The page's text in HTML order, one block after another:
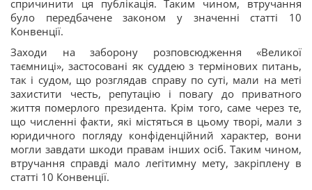
спричинити ця публікація. Таким чином, втручання
було передбачене законом у значенні статті 10
Конвенції.
Заходи на заборону розповсюдження «Великої
таємниці», застосовані як суддею з термінових питань,
так і судом, що розглядав справу по суті, мали на меті
захистити честь, репутацію і повагу до приватного
життя померлого президента. Крім того, саме через те,
що численні факти, які містяться в цьому творі, мали з
юридичного погляду конфіденційний характер, вони
могли завдати шкоди правам інших осіб. Таким чином,
втручання справді мало легітимну мету, закріплену в
статті 10 Конвенції.